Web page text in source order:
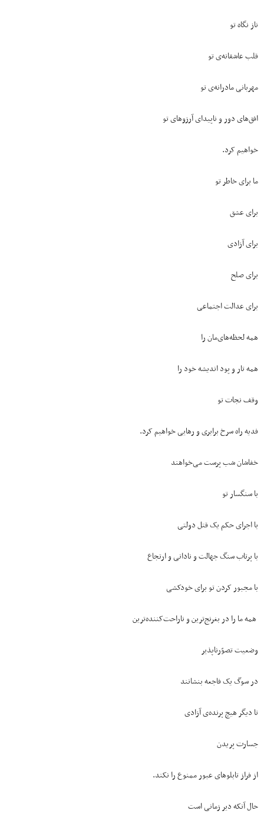
ناز نگاه تو
قلب عاشقانه‌ی تو
مهربانی مادرانه‌ی تو
افق‌های دور و ناپیدای آرزوهای تو
خواهیم کرد.
ما برای خاطر تو
برای عشق
برای آزادی
برای صلح
برای عدالت اجتماعی
همه لحظه‌های‌مان را
همه تار و پود اندیشه خود را
وقف نجات تو
فدیه راه سرخ برابری و رهایی خواهیم کرد.
خفاشان شب پرست می‌خواهند
با سنگسار تو
با اجرای حکم یک قتل دولتی
با پرتاب سنگ جهالت و نادانی و ارتجاع
با مجبور کردن تو برای خودکشی
همه ما را در بغرنج‌ترین و ناراحت‌کننده‌ترین
وضعیت تصوّرناپذیر
در سوگ یک فاجعه بنشانند
تا دیگر هیچ پرنده‌ی آزادی
جسارت پریدن
از فراز تابلوهای عبور ممنوع را نکند.
حال آنکه دیر زمانی است